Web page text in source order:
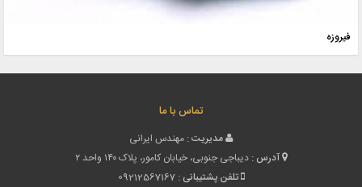
تماس با ما
مدیریت : مهندس ایرانی
آدرس : دیباجی جنوبی، خیابان کامور، پلاک ۱۴۰ واحد ۲
تلفن پشتیبانی : 09212567167